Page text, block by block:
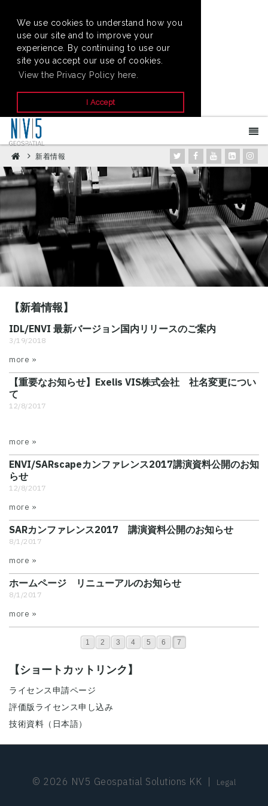
We use cookies to understand how you
use our site and to improve your
experience. By continuing to use our
site you accept our use of cookies.
View the Privacy Policy here.
I Accept
新着情報
【新着情報】
IDL/ENVI 最新バージョン国内リリースのご案内
3/19/2018
more »
【重要なお知らせ】Exelis VIS株式会社 社名変更につい
て
12/8/2017
more »
ENVI/SARscapeカンファレンス2017講演資料公開のお知
らせ
12/8/2017
more »
SARカンファレンス2017 講演資料公開のお知らせ
8/1/2017
more »
ホームページ リニューアルのお知らせ
8/1/2017
more »
1 2 3 4 5 6 7
【ショートカットリンク】
ライセンス申請ページ
評価版ライセンス申し込み
技術資料（日本語）
© 2026 NV5 Geospatial Solutions KK Legal